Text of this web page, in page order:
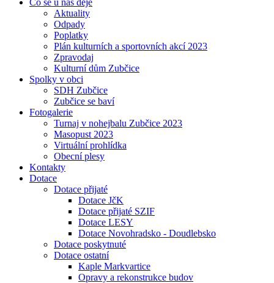
Co se u nás děje
Aktuality
Odpady
Poplatky
Plán kulturních a sportovních akcí 2023
Zpravodaj
Kulturní dům Zubčice
Spolky v obci
SDH Zubčice
Zubčice se baví
Fotogalerie
Turnaj v nohejbalu Zubčice 2023
Masopust 2023
Virtuální prohlídka
Obecní plesy
Kontakty
Dotace
Dotace přijaté
Dotace JčK
Dotace přijaté SZIF
Dotace LESY
Dotace Novohradsko - Doudlebsko
Dotace poskytnuté
Dotace ostatní
Kaple Markvartice
Opravy a rekonstrukce budov